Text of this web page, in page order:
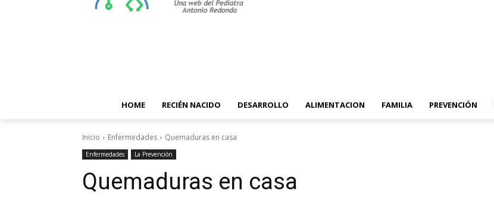
HOME RECIÉN NACIDO DESARROLLO ALIMENTACION FAMILIA PREVENCIÓN
Inicio Enfermedades Quemaduras en casa
Enfermedades La Prevención
Quemaduras en casa